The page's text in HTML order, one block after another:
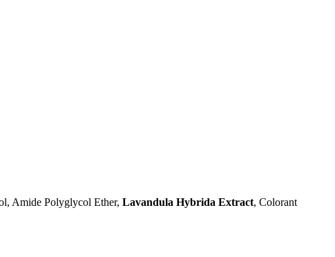
Amide Polyglycol Ether, Lavandula Hybrida Extract, Colorant